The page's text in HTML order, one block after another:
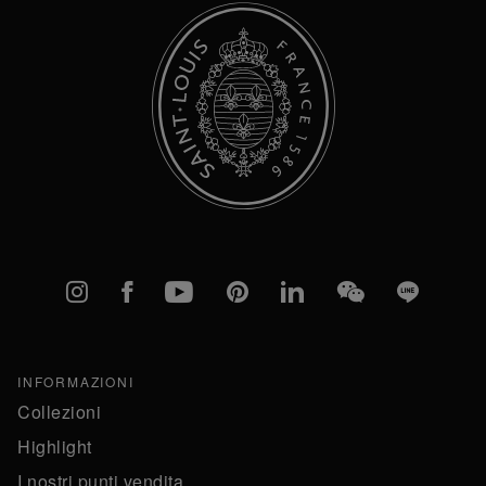
Instagram
FacebookYouTubePinterestlinkedInWeChatLine
INFORMAZIONI
Collezioni
Highlight